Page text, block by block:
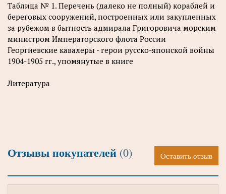
Таблица № 1. Перечень (далеко не полный) кораблей и
береговых сооружений, построенных или закупленных
за рубежом в бытность адмирала Григоровича морским
министром Императорского флота России
Георгиевские кавалеры - герои русско-японской войны
1904-1905 гг., упомянутые в книге
Литература
Отзывы покупателей (0) Оставить отзыв